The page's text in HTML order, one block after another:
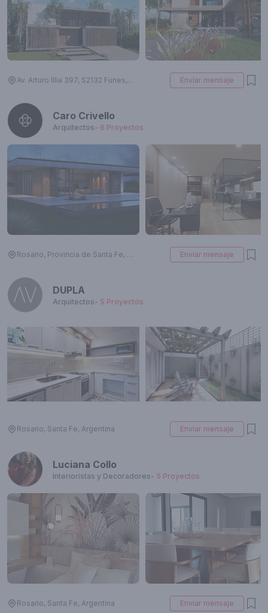
Av. Arturo Illia 397, S2132 Funes, Santa Fe, Argentina Enviar mensaje
Caro Crivello
Arquitectos- 6 Proyectos
Rosario, Provincia de Santa Fe, Argentina Enviar mensaje
DUPLA
Arquitectos- 5 Proyectos
Rosario, Santa Fe, Argentina Enviar mensaje
Luciana Collo
Interioristas y Decoradores- 5 Proyectos
Rosario, Santa Fe, Argentina Enviar mensaje